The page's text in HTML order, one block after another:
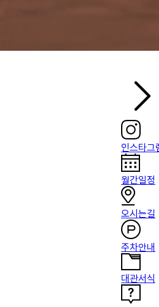
인스타그
월간일정
오시는길
주차안내
대관서식